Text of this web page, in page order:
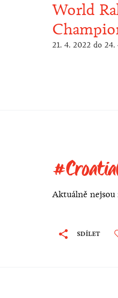
World
21. 4. 2022 do 24.
Aktuálně
SDÍLET